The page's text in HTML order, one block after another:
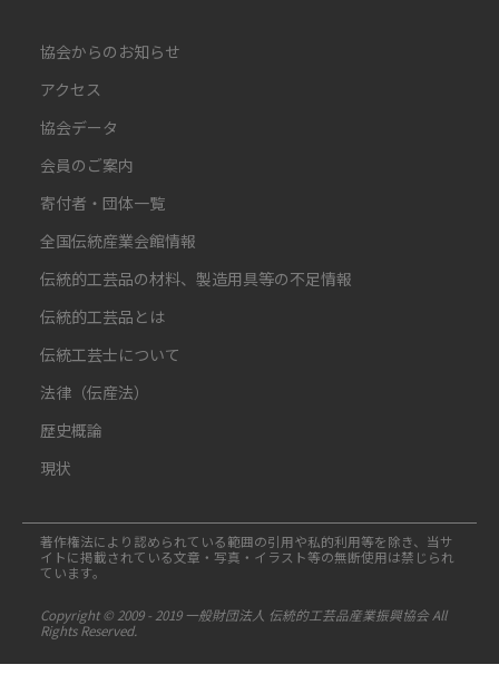
協会からのお知らせ
アクセス
協会データ
会員のご案内
寄付者・団体一覧
全国伝統産業会館情報
伝統的工芸品の材料、製造用具等の不足情報
伝統的工芸品とは
伝統工芸士について
法律（伝産法）
歴史概論
現状
著作権法により認められている範囲の引用や私的利用等を除き、当サ
イトに掲載されている文章・写真・イラスト等の無断使用は禁じられ
ています。
Copyright © 2009 - 2019 一般財団法人 伝統的工芸品産業振興協会 All
Rights Reserved.